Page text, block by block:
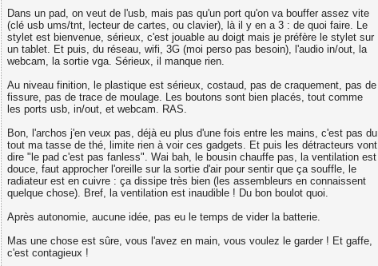
Dans un pad, on veut de l'usb, mais pas qu'un port qu'on va bouffer assez vite
(clé usb ums/tnt, lecteur de cartes, ou clavier), là il y en a 3 : de quoi faire. Le
stylet est bienvenue, sérieux, c'est jouable au doigt mais je préfère le stylet sur
un tablet. Et puis, du réseau, wifi, 3G (moi perso pas besoin), l'audio in/out, la
webcam, la sortie vga. Sérieux, il manque rien.
Au niveau finition, le plastique est sérieux, costaud, pas de craquement, pas de
fissure, pas de trace de moulage. Les boutons sont bien placés, tout comme
les ports usb, in/out, et webcam. RAS.
Bon, l'archos j'en veux pas, déjà eu plus d'une fois entre les mains, c'est pas du
tout ma tasse de thé, limite rien à voir ces gadgets. Et puis les détracteurs vont
dire "le pad c'est pas fanless". Wai bah, le bousin chauffe pas, la ventilation est
douce, faut approcher l'oreille sur la sortie d'air pour sentir que ça souffle, le
radiateur est en cuivre : ça dissipe très bien (les assembleurs en connaissent
quelque chose). Bref, la ventilation est inaudible ! Du bon boulot quoi.
Après autonomie, aucune idée, pas eu le temps de vider la batterie.
Mas une chose est sûre, vous l'avez en main, vous voulez le garder ! Et gaffe,
c'est contagieux !